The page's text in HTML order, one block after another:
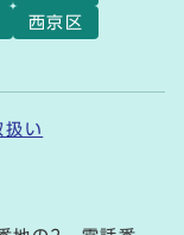
西京区
扱い